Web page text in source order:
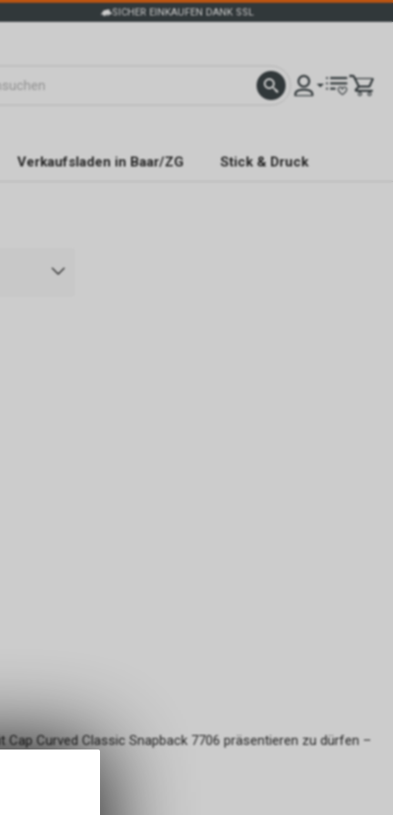
SICHER EINKAUFEN DANK SSL
Verkaufsladen in Baar/ZG Stick & Druck
Curved Classic Snapback 7706 präsentieren zu dürfen –